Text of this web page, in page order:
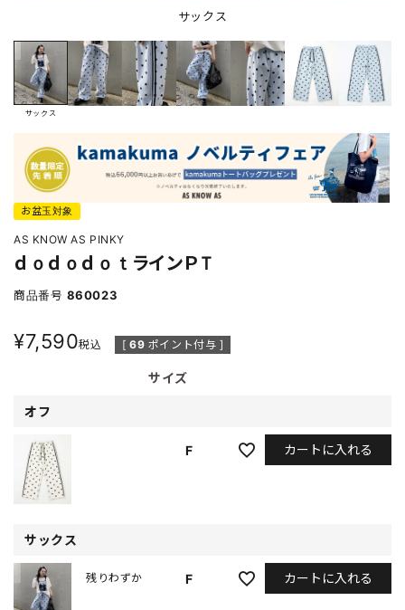
サックス
サックス
お盆玉対象
AS KNOW AS PINKY
ｄｏｄｏｄｏｔラインＰＴ
商品番号 860023
¥7,590税込 [ 69 ポイント付与 ]
サイズ
オフ
F カートに入れる
サックス
F
残りわずか カートに入れる